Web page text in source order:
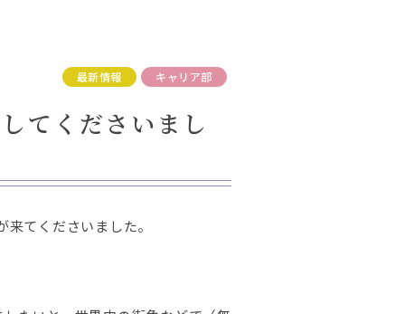
最新情報 キャリア部
てくださいまし
てくださいました。